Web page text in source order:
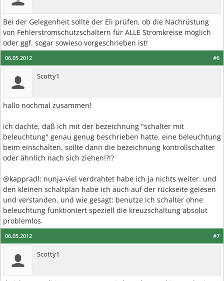
Bei der Gelegenheit sollte der Eli prüfen, ob die Nachrüstung
von Fehlerstromschutzschaltern für ALLE Stromkreise möglich
oder ggf. sogar sowieso vorgeschrieben ist!
#6
06.05.2012
Scotty1
hallo nochmal zusammen!
ich dachte, daß ich mit der bezeichnung "schalter mit
beleuchtung" genau genug beschrieben hatte. eine beleuchtung
beim einschalten, sollte dann die bezeichnung kontrollschalter
oder ähnlich nach sich ziehen!?!?
@kappradl: nunja-viel verdrahtet habe ich ja nichts weiter. und
den kleinen schaltplan habe ich auch auf der rückseite gelesen
und verstanden. und wie gesagt: benutze ich schalter ohne
beleuchtung funktioniert speziell die kreuzschaltung absolut
problemlos.
#7
06.05.2012
Scotty1